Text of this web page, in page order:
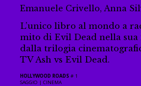
Emanuele Crivello, Anna
L’unico libro al mondo a
mito di Evil Dead nella sua
dalla trilogia
TV Ash vs Evil Dead.
HOLLYWOOD ROADS # 1
SAGGIO |CINEMA